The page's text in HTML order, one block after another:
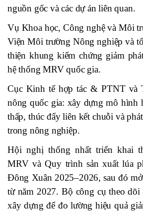
nguồn gốc và các dự án liên quan.
Vụ Khoa học, Công nghệ và Môi
Viện Môi trường Nông nghiệp và
thiện khung kiểm chứng giảm
hệ thống MRV quốc gia.
Cục Kinh tế hợp tác & PTNT và
nông quốc gia: xây dựng mô hình
thấp, thúc đẩy liên kết chuỗi và
trong nông nghiệp.
Hội nghị thống nhất triển khai
MRV và Quy trình sản xuất lúa
Đông Xuân 2025–2026, sau đó
từ năm 2027. Bộ công cụ theo dõi
xây dựng để đo lường hiệu quả